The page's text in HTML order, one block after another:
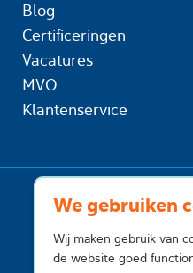
We gebruiken
Wij maken gebruik van
de website goed
Blog
Certificeringen
Vacatures
MVO
Klantenservice